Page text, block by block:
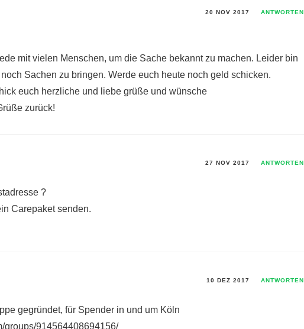
20 NOV 2017 ANTWORTEN
mit vielen Menschen, um die Sache bekannt zu machen. Leider bin
Sachen zu bringen. Werde euch heute noch geld schicken.
euch herzliche und liebe grüße und wünsche
zurück!
27 NOV 2017 ANTWORTEN
?
Carepaket senden.
10 DEZ 2017 ANTWORTEN
gegründet, für Spender in und um Köln
groups/914564408694156/